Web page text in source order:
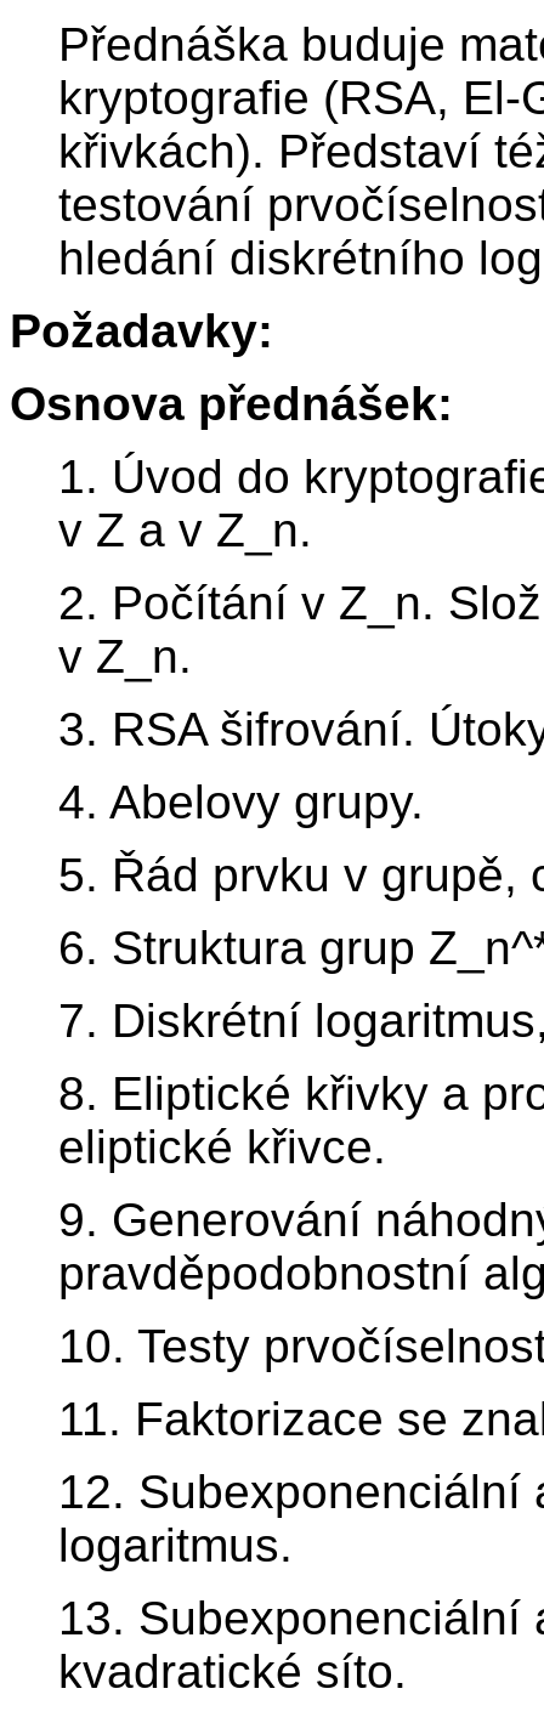
Přednáška buduje
kryptografie (RSA,
křivkách). Představí
testování
hledání diskrétního
Požadavky:
Osnova přednášek:
1. Úvod do
v Z a v Z_n.
2. Počítání v Z_n.
v Z_n.
3. RSA šifrování.
4. Abelovy grupy.
5. Řád prvku v grupě,
6. Struktura grup
7. Diskrétní
8. Eliptické křivky a
eliptické křivce.
9. Generování
pravděpodobnostní
10. Testy
11. Faktorizace se
12. Subexponenciální
logaritmus.
13. Subexponenciální
kvadratické síto.